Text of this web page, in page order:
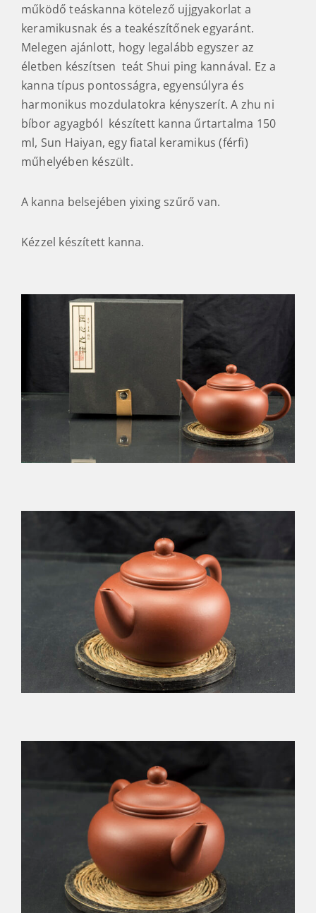
működő teáskanna kötelező ujjgyakorlat a
keramikusnak és a teakészítőnek egyaránt.
Melegen ajánlott, hogy legalább egyszer az
életben készítsen teát Shui ping kannával. Ez a
kanna típus pontosságra, egyensúlyra és
harmonikus mozdulatokra kényszerít. A zhu ni
bíbor agyagból készített kanna űrtartalma 150
ml, Sun Haiyan, egy fiatal keramikus (férfi)
műhelyében készült.
A kanna belsejében yixing szűrő van.
Kézzel készített kanna.